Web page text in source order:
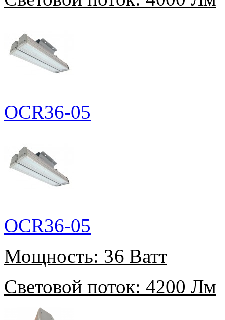
OCR36-05
OCR36-05
Мощность: 36 Ватт
Световой поток: 4200 Лм